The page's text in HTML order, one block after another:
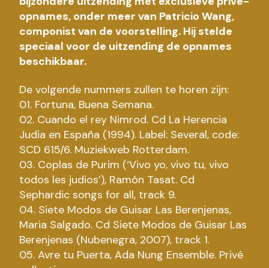
opnames, onder meer van Patricio Wang,
componist van de voorstelling. Hij stelde
speciaal voor de uitzending de opnames
beschikbaar.
De volgende nummers zullen te horen zijn:
01. Fortuna, Buena Semana.
02. Cuando el rey Nimrod. Cd La Herencia
Judia en España (1994). Label: Several, code:
SCD 615/6. Muziekweb Rotterdam.
03. Coplas de Purim (‘Vivo yo, vivo tu, vivo
todos les judios’), Ramón Tasat. Cd
Sephardic songs for all, track 9.
04. Siete Modos de Guisar Las Berenjenas,
Maria Salgado. Cd Siete Modos de Guisar Las
Berenjenas (Nubenegra, 2007), track 1.
05. Avre tu Puerta, Ada Nung Ensemble. Privé